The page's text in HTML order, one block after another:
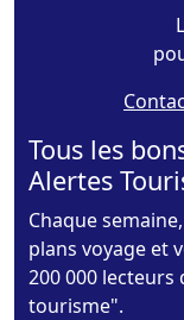
Tous les
Alertes
Chaque
plans voyage et
200 000
tourisme".